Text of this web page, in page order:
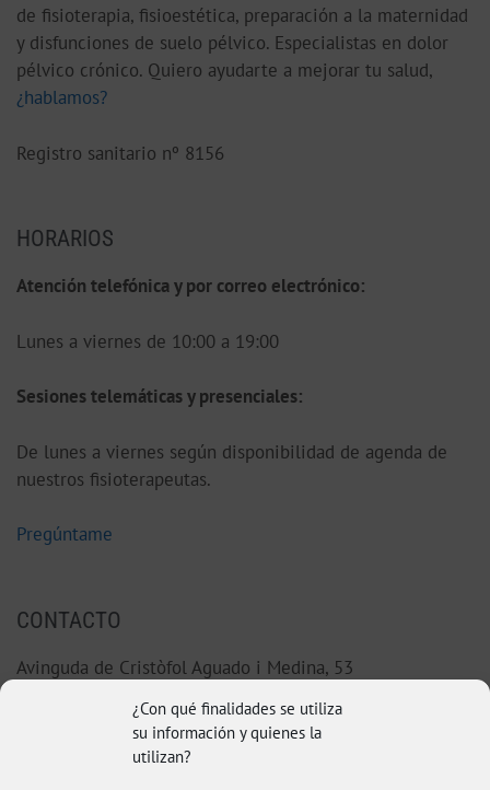
¿Con qué finalidades se utiliza
su información y quienes la
utilizan?
de fisioterapia, fisioestética, preparación a la maternidad
y disfunciones de suelo pélvico. Especialistas en dolor
pélvico crónico. Quiero ayudarte a mejorar tu salud,
¿hablamos?
Registro sanitario nº 8156
HORARIOS
Atención telefónica y por correo electrónico:
Lunes a viernes de 10:00 a 19:00
Sesiones telemáticas y presenciales:
De lunes a viernes según disponibilidad de agenda de
nuestros fisioterapeutas.
Pregúntame
CONTACTO
Avinguda de Cristòfol Aguado i Medina, 53